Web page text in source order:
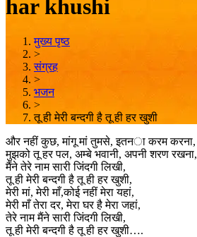
har khushi
मुख्य पृष्ठ
>
संग्रह
>
भजन
>
तू ही मेरी बन्दगी है तू ही हर खुशी
और नहीं कुछ, मांगू मां तुमसे, इतना करम करना,
मुझको तू हर पल, अम्बे भवानी, अपनी शरण रखना,
मैंने तेरे नाम सारी जिंदगी लिखी,
तू ही मेरी बन्दगी है तू ही हर खुशी,
मेरी मां, मेरी माँ,कोई नहीं मेरा यहां,
मेरी माँ तेरा दर, मेरा घर है मेरा जहां,
तेरे नाम मैंने सारी जिंदगी लिखी,
तू ही मेरी बन्दगी है तू ही हर खुशी….